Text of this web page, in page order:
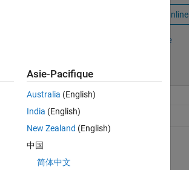
Ouvrir dans MATLAB Online
Suivre
Informations générales
Afficher la licence
Asie-Pacifique
Australia (English)
India (English)
New Zealand (English)
中国
简体中文